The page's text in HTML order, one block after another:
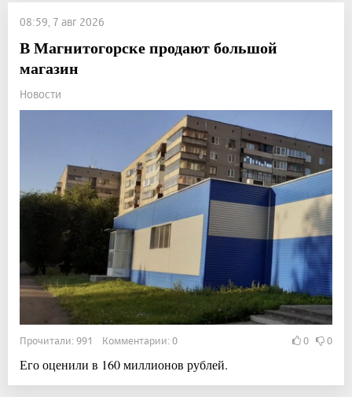
08:59, 7 авг 2026
В Магнитогорске продают большой
магазин
Новости
Прочитали: 991 Комментарии: 0 0 0
Его оценили в 160 миллионов рублей.